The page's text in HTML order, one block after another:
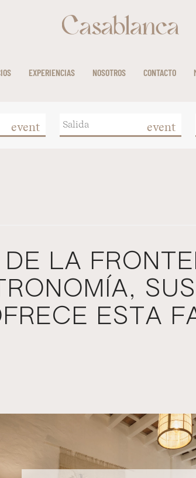
EXPERIENCIAS NOSOTROS CONTACTO
event event
Sur
LA
ESTA